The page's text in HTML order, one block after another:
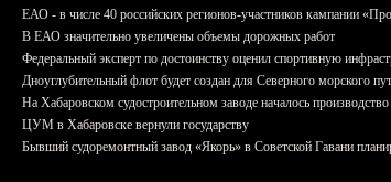
ЕАО - в числе 40 российских регионов-участников кампании
В ЕАО значительно увеличены объемы дорожных работ
Федеральный эксперт по достоинству оценил спортивную
Дноуглубительный флот будет создан для Северного морского
На Хабаровском судостроительном заводе началось
ЦУМ в Хабаровске вернули государству
Бывший судоремонтный завод «Якорь» в Советской Гавани